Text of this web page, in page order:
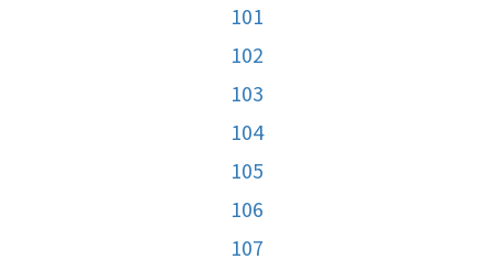
101
102
103
104
105
106
107